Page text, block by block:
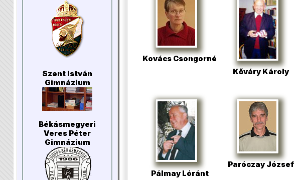
Szent István
Gimnázium
Békásmegyeri
Veres Péter
Gimnázium
Kovács Csongorné
Kőváry Károly
Pálmay Lóránt
Paróczay József